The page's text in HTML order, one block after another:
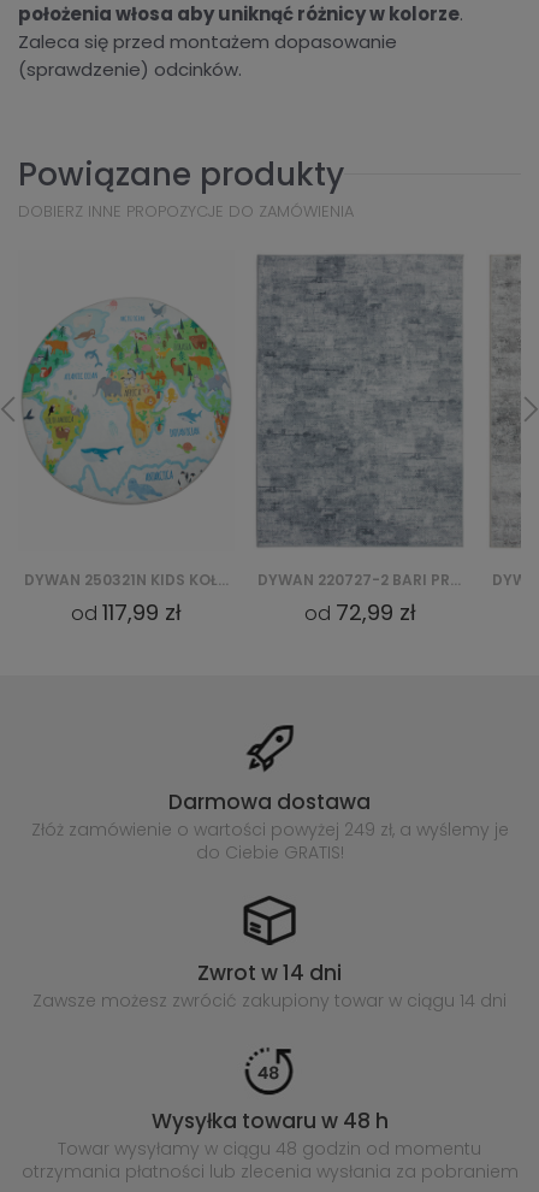
położenia włosa aby uniknąć różnicy w kolorze.
Zaleca się przed montażem dopasowanie
(sprawdzenie) odcinków.
Powiązane produkty
DOBIERZ INNE PROPOZYCJE DO ZAMÓWIENIA
DYWAN 220727-2 BARI PRINT (D)
od 72,99 zł
DYWAN 240640-6 BARI PRINT
od 72,99 zł
Darmowa dostawa
Złóż zamówienie o wartości powyżej 249 zł, a wyślemy je
do Ciebie GRATIS!
Zwrot w 14 dni
Zawsze możesz zwrócić zakupiony towar w ciągu 14 dni
Wysyłka towaru w 48 h
Towar wysyłamy w ciągu 48 godzin od momentu
otrzymania płatności lub zlecenia wysłania za pobraniem